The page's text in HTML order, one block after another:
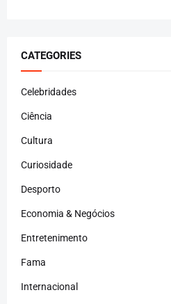
CATEGORIES
Celebridades
Ciência
Cultura
Curiosidade
Desporto
Economia & Negócios
Entretenimento
Fama
Internacional